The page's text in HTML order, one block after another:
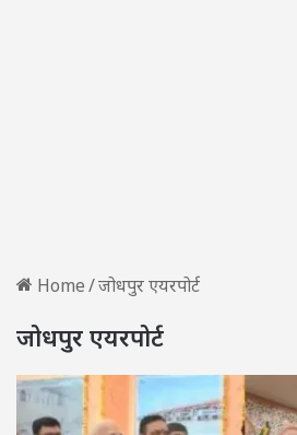
Home/जोधपुर एयरपोर्ट
जोधपुर एयरपोर्ट